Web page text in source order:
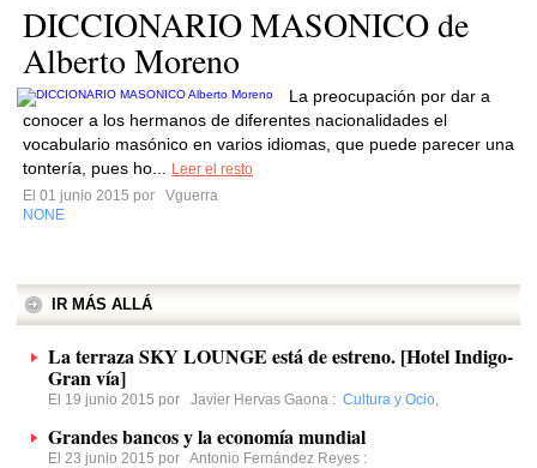
DICCIONARIO MASONICO de
Alberto Moreno
La preocupación por dar a
conocer a los hermanos de diferentes nacionalidades el
vocabulario masónico en varios idiomas, que puede parecer una
tontería, pues ho...
Leer el resto
El 01 junio 2015 por
Vguerra
NONE
IR MÁS ALLÁ
La terraza SKY LOUNGE está de estreno. [Hotel Indigo-
Gran vía]
El 19 junio 2015 por Javier Hervas Gaona : Cultura y Ocio,
Grandes bancos y la economía mundial
El 23 junio 2015 por Antonio Fernández Reyes :